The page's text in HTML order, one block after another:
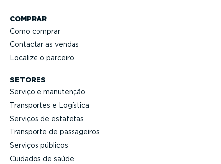
COMPRAR
Como comprar
Contactar as vendas
Localize o parceiro
SETORES
Serviço e manutenção
Transportes e Logística
Serviços de estafetas
Transporte de passageiros
Serviços públicos
Cuidados de saúde